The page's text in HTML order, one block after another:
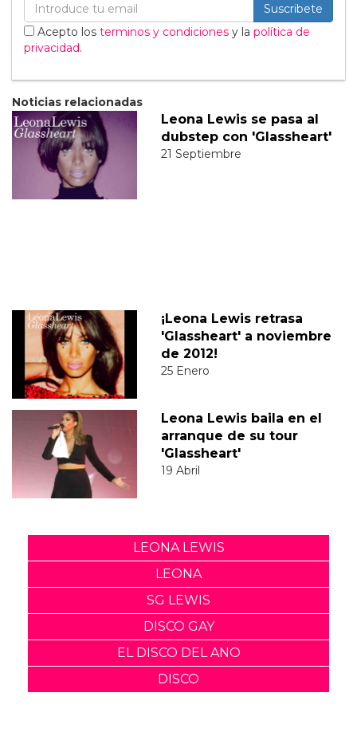
Suscribete
Acepto los terminos y condiciones y la política de
privacidad.
Noticias relacionadas
Leona Lewis se pasa al
dubstep con 'Glassheart'
21 Septiembre
¡Leona Lewis retrasa
'Glassheart' a noviembre
de 2012!
25 Enero
Leona Lewis baila en el
arranque de su tour
'Glassheart'
19 Abril
LEONA LEWIS
LEONA
SG LEWIS
DISCO GAY
EL DISCO DEL ANO
DISCO